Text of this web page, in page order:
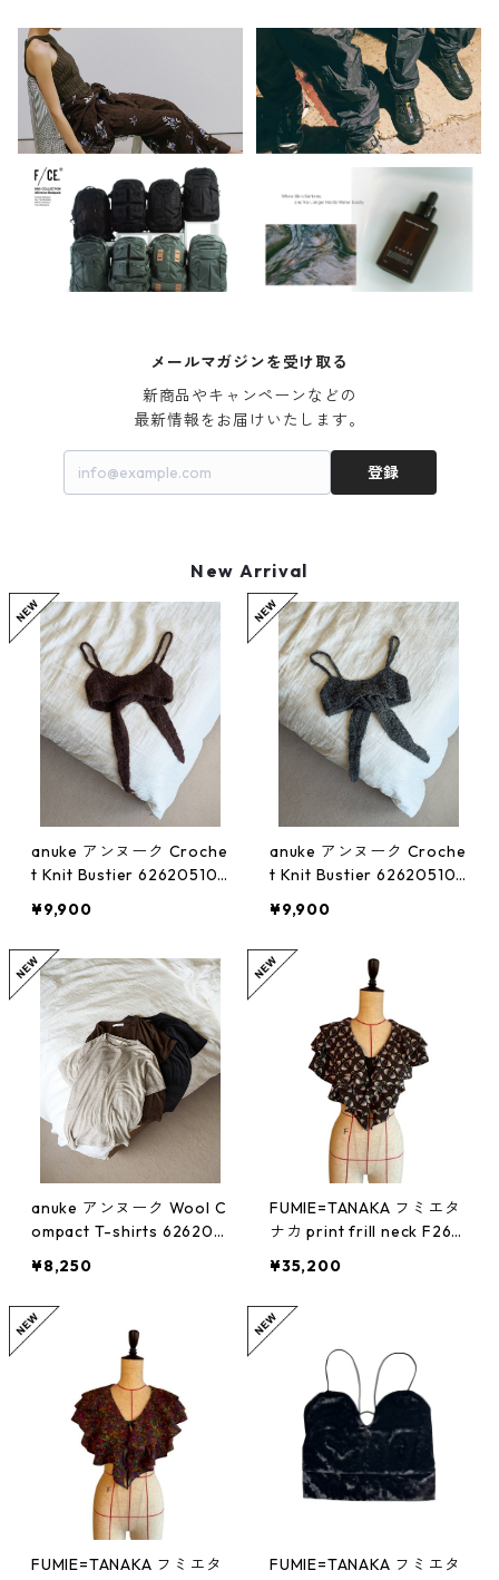
メールマガジンを受け取る
新商品やキャンペーンなどの
最新情報をお届けいたします。
登録
New Arrival
anuke アンヌーク Croche
t Knit Bustier 62620510
¥9,900
anuke アンヌーク Croche
t Knit Bustier 62620510
¥9,900
anuke アンヌーク Wool C
ompact T-shirts 626206
¥8,250
FUMIE=TANAKA フミエタ
ナカ print frill neck F26A
¥35,200
FUMIE=TANAKA フミエタ
FUMIE=TANAKA フミエタ